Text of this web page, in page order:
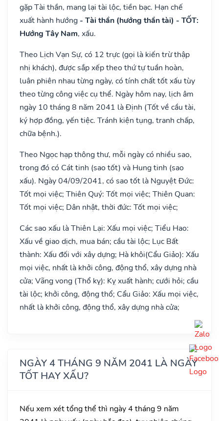
gặp Tài thần, mang lại tài lộc, tiền bạc. Hạn chế
xuất hành hướng - Tài thần (hướng thần tài) - TỐT:
Hướng Tây Nam, xấu.
Theo Lịch Vạn Sự, có 12 trực (gọi là kiến trừ thập
nhị khách), được sắp xếp theo thứ tự tuần hoàn,
luân phiên nhau từng ngày, có tính chất tốt xấu tùy
theo từng công việc cụ thể. Ngày hôm nay, lịch âm
ngày 10 tháng 8 năm 2041 là Định (Tốt về cầu tài,
ký hợp đồng, yến tiệc. Tránh kiện tụng, tranh chấp,
chữa bệnh.).
Theo Ngọc hạp thông thư, mỗi ngày có nhiều sao,
trong đó có Cát tinh (sao tốt) và Hung tinh (sao
xấu). Ngày 04/09/2041, có sao tốt là Nguyệt Đức:
Tốt mọi việc; Thiên Quý: Tốt mọi việc; Thiên Quan:
Tốt mọi việc; Dân nhật, thời đức: Tốt mọi việc;
Các sao xấu là Thiên Lại: Xấu mọi việc; Tiểu Hao:
Xấu về giao dịch, mua bán; cầu tài lộc; Lục Bất
thành: Xấu đối với xây dựng; Hà khôi(Cẩu Giảo): Xấu
mọi việc, nhất là khởi công, động thổ, xây dựng nhà
cửa; Vãng vong (Thổ kỵ): Kỵ xuất hành; cưới hỏi; cầu
tài lộc; khởi công, động thổ; Cẩu Giảo: Xấu mọi việc,
nhất là khởi công, động thổ, xây dựng nhà cửa;
NGÀY 4 THÁNG 9 NĂM 2041 LÀ NGÀY
TỐT HAY XẤU?
Nếu xem xét tổng thể thì ngày 4 tháng 9 năm